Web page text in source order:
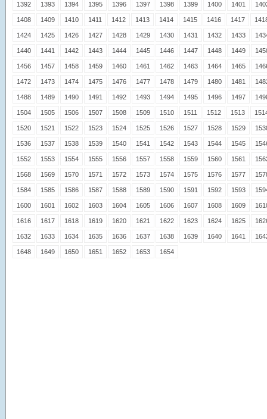
1392 1393 1394 1395 1396 1397 1398 1399 1400 1401
1408 1409 1410 1411 1412 1413 1414 1415 1416 1417
1424 1425 1426 1427 1428 1429 1430 1431 1432 1433
1440 1441 1442 1443 1444 1445 1446 1447 1448 1449
1456 1457 1458 1459 1460 1461 1462 1463 1464 1465
1472 1473 1474 1475 1476 1477 1478 1479 1480 1481
1488 1489 1490 1491 1492 1493 1494 1495 1496 1497
1504 1505 1506 1507 1508 1509 1510 1511 1512 1513
1520 1521 1522 1523 1524 1525 1526 1527 1528 1529
1536 1537 1538 1539 1540 1541 1542 1543 1544 1545
1552 1553 1554 1555 1556 1557 1558 1559 1560 1561
1568 1569 1570 1571 1572 1573 1574 1575 1576 1577
1584 1585 1586 1587 1588 1589 1590 1591 1592 1593
1600 1601 1602 1603 1604 1605 1606 1607 1608 1609
1616 1617 1618 1619 1620 1621 1622 1623 1624 1625
1632 1633 1634 1635 1636 1637 1638 1639 1640 1641
1648 1649 1650 1651 1652 1653 1654